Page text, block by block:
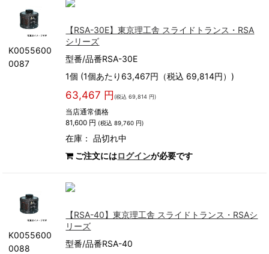
K0055600
0087
【RSA-30E】東京理工舎 スライドトランス・RSA
シリーズ
型番/品番RSA-30E
1個 (1個あたり63,467円（税込 69,814円）)
63,467 円 (税込 69,814 円)
当店通常価格
81,600 円 (税込 89,760 円)
在庫：品切れ中
ご注文にはログインが必要です
K0055600
0088
【RSA-40】東京理工舎 スライドトランス・RSAシ
リーズ
型番/品番RSA-40